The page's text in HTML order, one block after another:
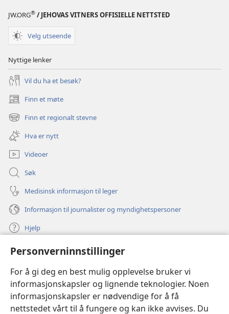
Personverninnstillinger
For å gi deg en best mulig opplevelse bruker vi
informasjonskapsler og lignende teknologier. Noen
informasjonskapsler er nødvendige for å få
nettstedet vårt til å fungere og kan ikke avvises. Du
JW.ORG® / JEHOVAS VITNERS OFFISIELLE NETTSTED
Velg utseende
Nyttige lenker
Vil du ha et besøk?
Finn et møte
(åpner
nytt
vindu)
Finn et regionalt stevne
(åpner
nytt
vindu)
Hva er nytt
Videoer
Søk
Medisinsk informasjon til leger
Informasjon til journalister og myndighetspersoner
Hjelp
Bidrag
(åpner
nytt
vindu)Watchtower ONLINE LIBRARY™
(åpner
nytt
vindu)JW Hub
(åpner